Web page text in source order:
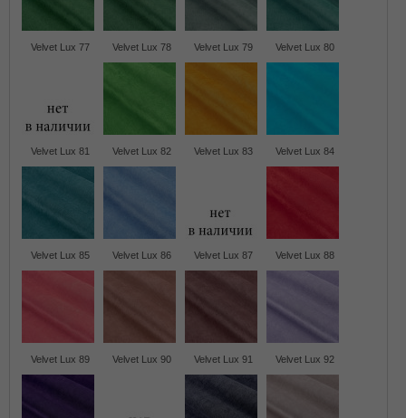
Velvet Lux 77 Velvet Lux 78 Velvet Lux 79 Velvet Lux 80
Velvet Lux 81 Velvet Lux 82 Velvet Lux 83 Velvet Lux 84
Velvet Lux 85 Velvet Lux 86 Velvet Lux 87 Velvet Lux 88
Velvet Lux 89 Velvet Lux 90 Velvet Lux 91 Velvet Lux 92